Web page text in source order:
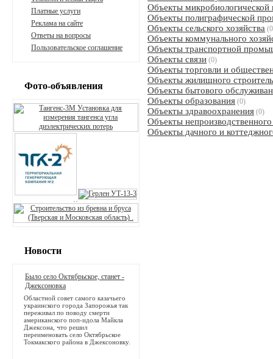
Объекты
Объекты полиграфической
Объекты сельского хозяйства
Объекты коммунального
Объекты транспортной
Объекты связи (0)
Объекты торговли и
Объекты жилищного
Объекты бытового
Объекты образования (0)
Объекты здравоохранения (0)
Объекты непроизводственного
Объекты дачного и
Платные услуги
Реклама на сайте
Ответы на вопросы
Пользовательское соглашение
Фото-объявления
Новости
Было село Октябрьское, станет -
Джексоновка
Областной совет самого казачьего
украинского города Запорожья так
переживал по поводу смерти
американского поп-идола Майкла
Джексона, что решил
переименовать село Октябрьское
Токмакского района в Джексоновку.